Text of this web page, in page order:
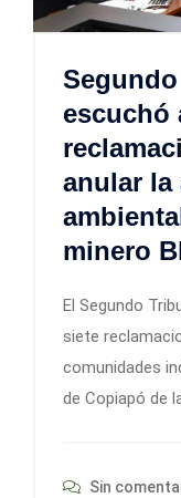
escuchó
anular la
minero
El Segundo
siete
comunidades
de Copiapó de
Sin